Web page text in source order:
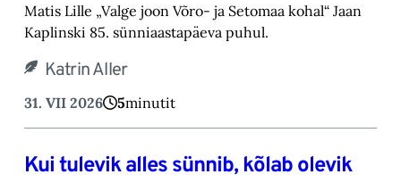
Matis Lille „Valge joon Võro- ja Setomaa kohal“ Jaan
Kaplinski 85. sünniaastapäeva puhul.
Katrin Aller
31. VII 2026 5minutit
Kui tulevik alles sünnib, kõlab olevik